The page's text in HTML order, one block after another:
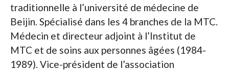
traditionnelle à l’université de médecine de
Beijin. Spécialisé dans les 4 branches de la MTC.
Médecin et directeur adjoint à l’Institut de
MTC et de soins aux personnes âgées (1984-
1989). Vice-président de l’association